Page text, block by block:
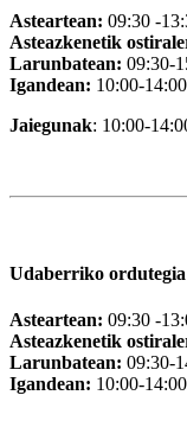
Asteartean: 09:30 -
Asteazkenetik
Larunbatean: 09:30-
Igandean: 10:00-14:00
Jaiegunak: 10:00-
Udaberriko
Asteartean: 09:30 -
Asteazkenetik
Larunbatean: 09:30-
Igandean: 10:00-14:00